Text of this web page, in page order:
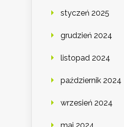
styczeń 2025
grudzień 2024
listopad 2024
październik 2024
wrzesień 2024
maj 2024